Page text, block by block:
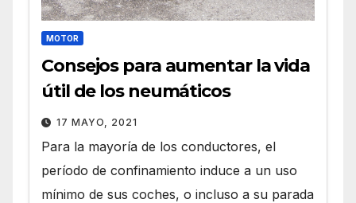
MOTOR
Consejos para aumentar la vida
útil de los neumáticos
17 MAYO, 2021
Para la mayoría de los conductores, el
período de confinamiento induce a un uso
mínimo de sus coches, o incluso a su parada